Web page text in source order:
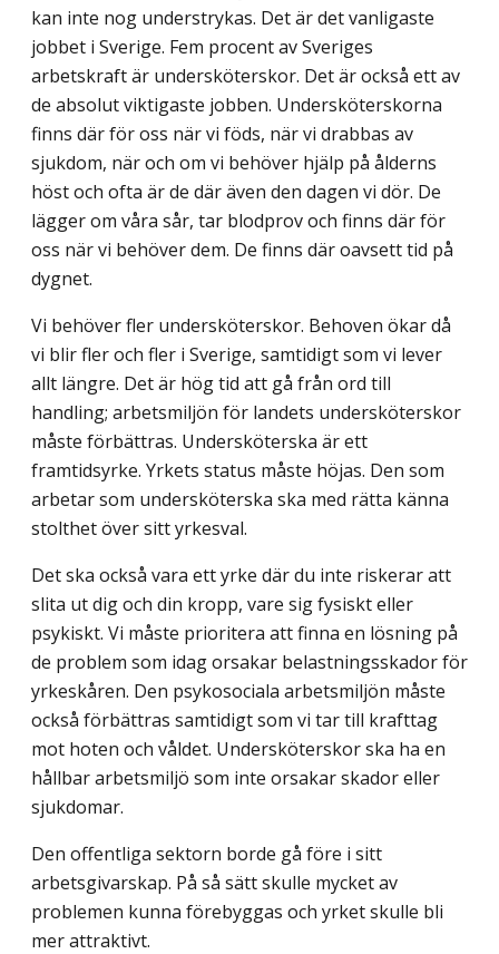
kan inte nog understrykas. Det är det vanligaste
jobbet i Sverige. Fem procent av Sveriges
arbetskraft är undersköterskor. Det är också ett av
de absolut viktigaste jobben. Undersköterskorna
finns där för oss när vi föds, när vi drabbas av
sjukdom, när och om vi behöver hjälp på ålderns
höst och ofta är de där även den dagen vi dör. De
lägger om våra sår, tar blodprov och finns där för
oss när vi behöver dem. De finns där oavsett tid på
dygnet.
Vi behöver fler undersköterskor. Behoven ökar då
vi blir fler och fler i Sverige, samtidigt som vi lever
allt längre. Det är hög tid att gå från ord till
handling; arbets­miljön för landets undersköterskor
måste förbättras. Undersköterska är ett
framtidsyrke. Yrkets status måste höjas. Den som
arbetar som undersköterska ska med rätta känna
stolthet över sitt yrkesval.
Det ska också vara ett yrke där du inte riskerar att
slita ut dig och din kropp, vare sig fysiskt eller
psykiskt. Vi måste prioritera att finna en lösning på
de problem som idag orsakar belastningsskador för
yrkeskåren. Den psykosociala arbetsmiljön måste
också förbättras samtidigt som vi tar till krafttag
mot hoten och våldet. Undersköterskor ska ha en
hållbar arbetsmiljö som inte orsakar skador eller
sjukdomar.
Den offentliga sektorn borde gå före i sitt
arbetsgivarskap. På så sätt skulle mycket av
problemen kunna förebyggas och yrket skulle bli
mer attraktivt.